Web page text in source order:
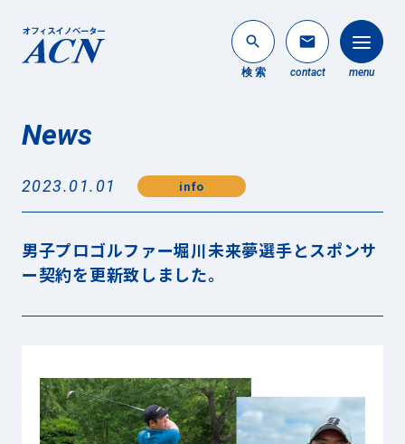
search
検 索
mail
contact menu
法人のお客様
個人のお客様
About ACN
ACNについて
事業内容
最新情報
Sustainability
サステナビリティ
News
2023.01.01 info
男子プロゴルファー堀川未来夢選手とスポンサ
ー契約を更新致しました。